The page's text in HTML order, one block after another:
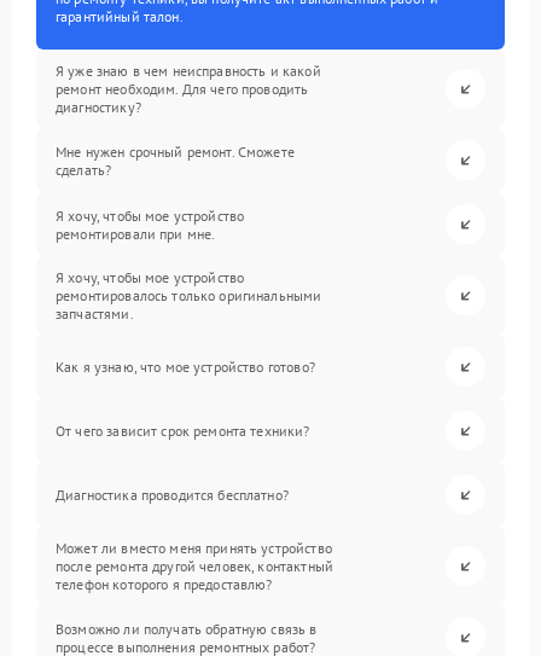
гарантийный талон.
Я уже знаю в чем неисправность и какой
ремонт необходим. Для чего проводить
диагностику?
Мне нужен срочный ремонт. Сможете
сделать?
Я хочу, чтобы мое устройство
ремонтировали при мне.
Я хочу, чтобы мое устройство
ремонтировалось только оригинальными
запчастями.
Как я узнаю, что мое устройство готово?
От чего зависит срок ремонта техники?
Диагностика проводится бесплатно?
Может ли вместо меня принять устройство
после ремонта другой человек, контактный
телефон которого я предоставлю?
Возможно ли получать обратную связь в
процессе выполнения ремонтных работ?